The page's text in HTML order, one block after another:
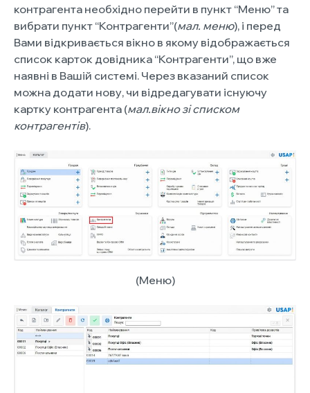
контрагента необхідно перейти в пункт “Меню” та
вибрати пункт “Контрагенти”(мал. меню), і перед
Вами відкривається вікно в якому відображається
список карток довідника “Контрагенти”, що вже
наявні в Вашій системі. Через вказаний список
можна додати нову, чи відредагувати існуючу
картку контрагента (мал.вікно зі списком
контрагентів).
(Меню)